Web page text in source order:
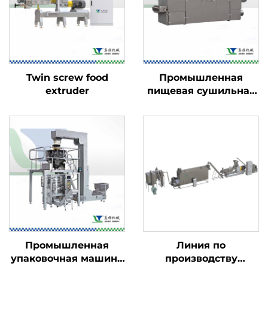
Twin screw food
extruder
Промышленная
пищевая сушильная
Промышленная
упаковочная машина
Линия по
производству